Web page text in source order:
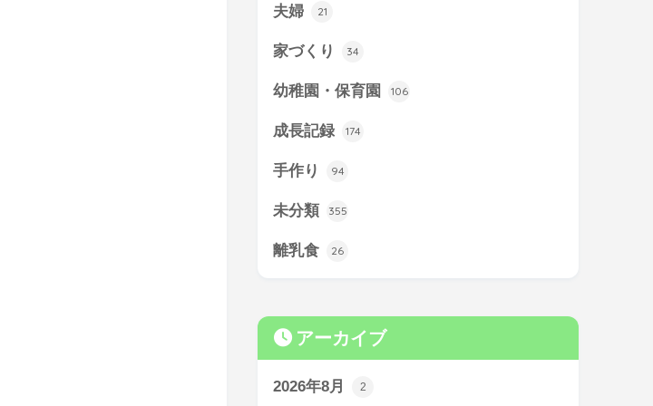
夫婦 21
家づくり 34
幼稚園・保育園 106
成長記録 174
手作り 94
未分類 355
離乳食 26
アーカイブ
2026年8月 2